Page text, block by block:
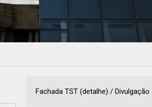
Fachada TST (detalhe) / Divulgação ...